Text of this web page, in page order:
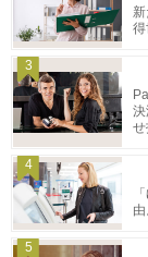
得
3
4
5